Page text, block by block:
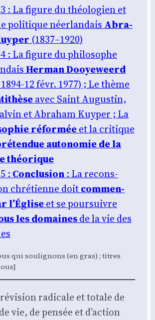
: La figure du théo­lo­gien et
poli­tique néer­lan­dais Abra­
(1837–1920)
: La figure du phi­lo­sophe
Her­man Dooye­weerd
12 févr. 1977) ; Le thème
avec Saint Augus­tin,
et Abra­ham Kuy­per ; La
réfor­méeet la cri­tique
auto­no­mie de la
théo­rique
: Conclu­sion : La recons­
chré­tienne doitcom­men­
l’Égliseet se pour­suivre
les domainesde la vie des
qui sou­li­gnons (en gras) ; titres
révi­sion radi­cale et totale de
vie, de pen­sée et d’ac­tion